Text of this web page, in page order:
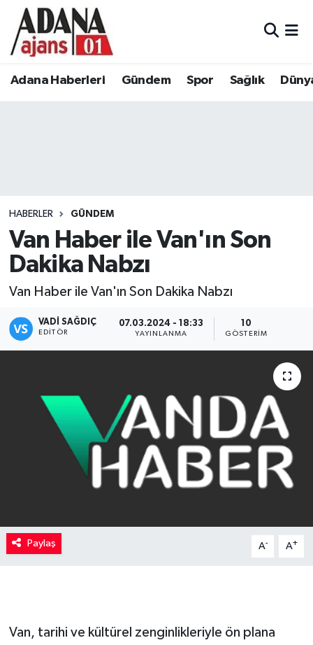
Adana Haberleri Gündem Spor Sağlık
HABERLER GÜNDEM
Van Haber ile Van'ın Son
Dakika Nabzı
Van Haber ile Van'ın Son Dakika Nabzı
VADI SAĞDIÇ
EDITÖR
07.03.2024 - 18:33
YAYINLANMA
10
GÖSTERIM
Paylaş A- A+
Van, tarihi ve kültürel zenginlikleriyle ön plana
Adana Haberleri
Eğitim
Siyaset
Kadın
Yaşam
Adana Nöbetçi Eczaneler
Tüm Manşetler
Son Dakika Haberleri